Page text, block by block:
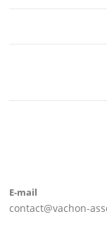
E-mail
contact@vachon-